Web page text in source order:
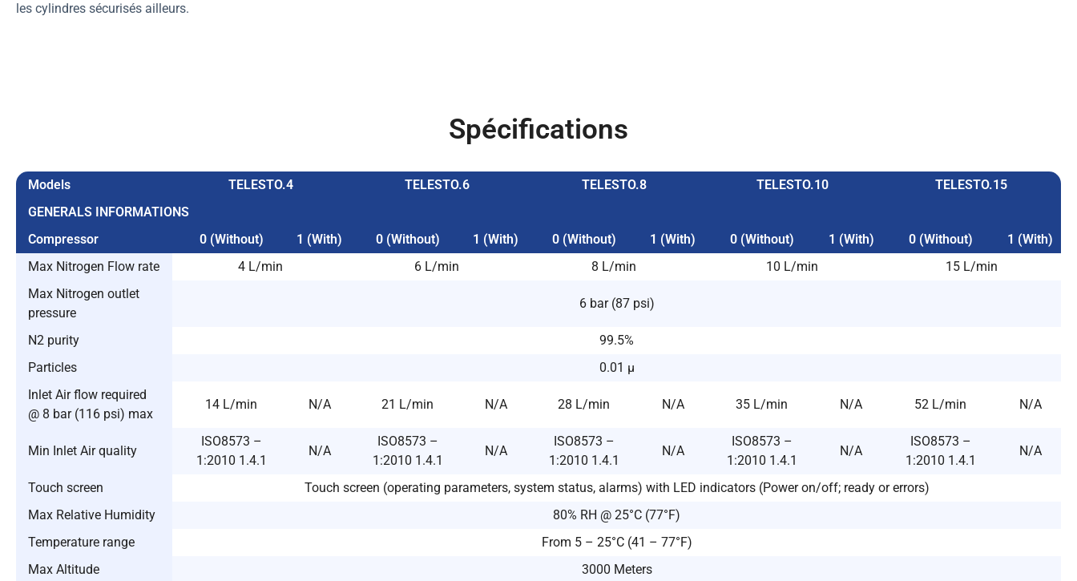
les cylindres sécurisés ailleurs.
Spécifications
Models TELESTO.4 TELESTO.6 TELESTO.8 TELESTO.10
TELESTO.15
GENERALS INFORMATIONS
Compressor
0 (Without) 1 (With) 0 (Without) 1 (With) 0 (Without) 1 (With) 0 (Without) 1 (With) 0 (Without)
1 (With)
Max Nitrogen Flow rate
4 L/min 6 L/min 8 L/min 10 L/min
15 L/min
Max Nitrogen outlet
pressure
6 bar (87 psi)
N2 purity
99.5%
Particles
0.01 μ
Inlet Air flow required
@ 8 bar (116 psi) max
14 L/min N/A 21 L/min N/A 28 L/min N/A 35 L/min N/A 52 L/min N/A
Min Inlet Air quality
ISO8573 –
1:2010 1.4.1
N/A
ISO8573 –
1:2010 1.4.1
N/A
ISO8573 –
1:2010 1.4.1
N/A
ISO8573 –
1:2010 1.4.1
N/A
ISO8573 –
1:2010 1.4.1
N/A
Touch screen
Touch screen (operating parameters, system status, alarms) with LED indicators (Power on/off; ready or errors)
Max Relative Humidity
80% RH @ 25°C (77°F)
Temperature range
From 5 – 25°C (41 – 77°F)
Max Altitude
3000 Meters